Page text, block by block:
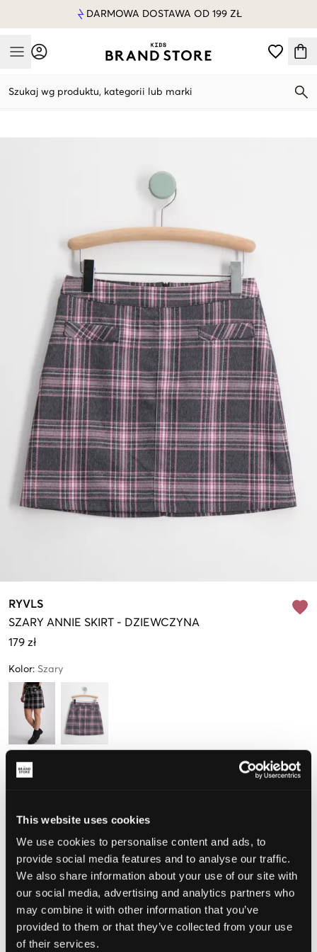
This website uses cookies
We use cookies to personalise content and ads, to
provide social media features and to analyse our traffic.
We also share information about your use of our site with
our social media, advertising and analytics partners who
may combine it with other information that you’ve
provided to them or that they’ve collected from your use
of their services.
DARMOWA DOSTAWA OD 199 ZŁ
Mobile Menu
Szukaj wg produktu, kategorii lub marki
RYVLS
SZARY ANNIE SKIRT - DZIEWCZYNA
179 zł
Kolor: Szary
Rozmiar
Opinia o rozmiarze
WYBIERZ SWÓJ ROZMIAR